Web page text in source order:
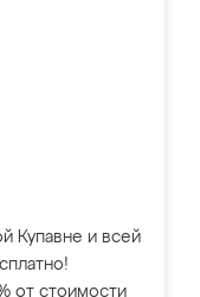
Купавне и всей
от стоимости